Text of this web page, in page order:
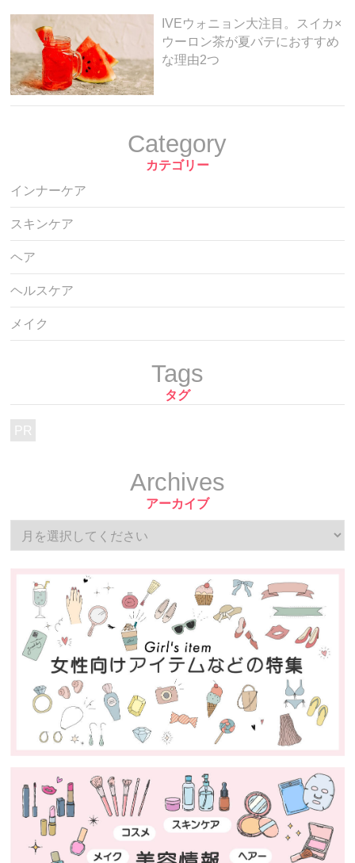
IVEウォニョン大注目。スイカ×
ウーロン茶が夏バテにおすすめ
な理由2つ
Category
カテゴリー
インナーケア
スキンケア
ヘア
ヘルスケア
メイク
Tags
タグ
PR
Archives
アーカイブ